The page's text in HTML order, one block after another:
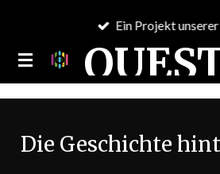
springen
Ein Projekt
Die Geschichte